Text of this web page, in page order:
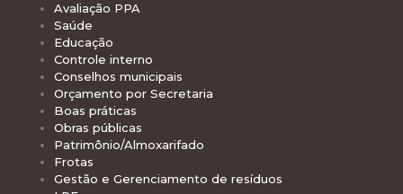
Avaliação PPA
Saúde
Educação
Controle interno
Conselhos municipais
Orçamento por Secretaria
Boas práticas
Obras públicas
Patrimônio/Almoxarifado
Frotas
Gestão e Gerenciamento de resíduos